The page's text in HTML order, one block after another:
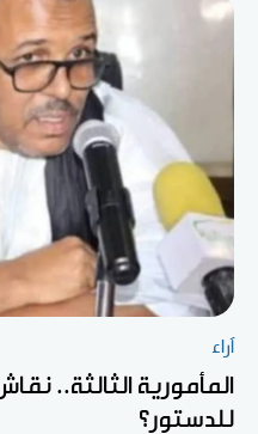
آراء
المأمورية الثالثة..
للدستور؟